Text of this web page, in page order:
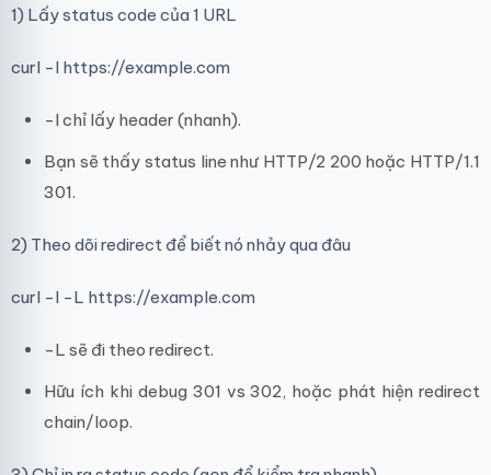
1) Lấy status code của 1 URL
curl -I https://example.com
-I chỉ lấy header (nhanh).
Bạn sẽ thấy status line như HTTP/2 200 hoặc HTTP/1.1
301.
2) Theo dõi redirect để biết nó nhảy qua đâu
curl -I -L https://example.com
-L sẽ đi theo redirect.
Hữu ích khi debug 301 vs 302, hoặc phát hiện redirect
chain/loop.